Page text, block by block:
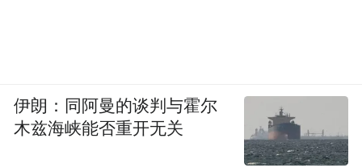
伊朗：同阿曼的谈判与霍尔
木兹海峡能否重开无关